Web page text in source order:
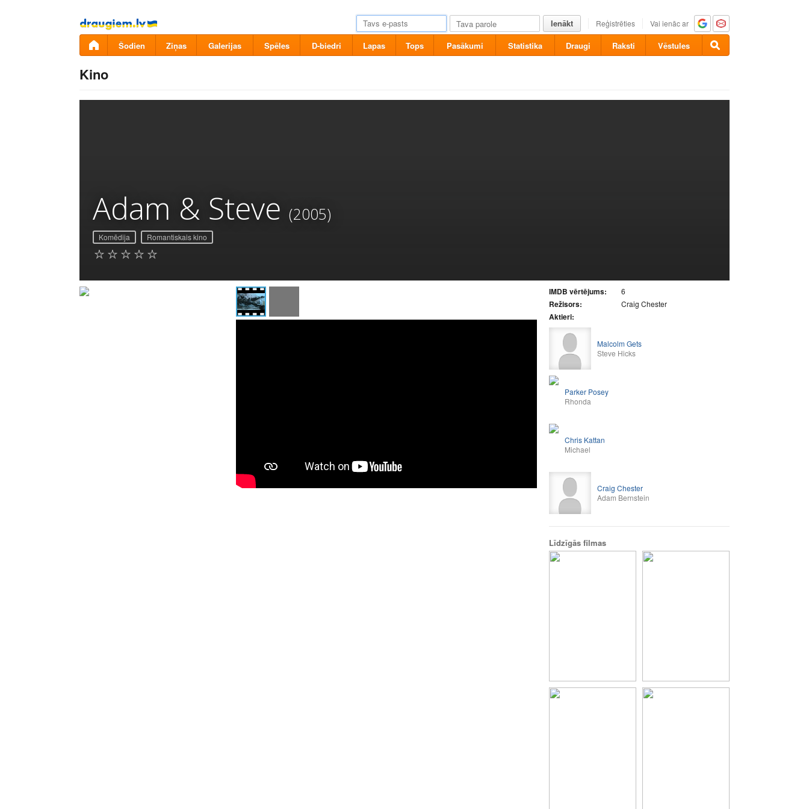
Pāriet
uz
saturu
Ienākt Reģistrēties Vai ienāc ar
Šodien Ziņas Galerijas Spēles D-biedri Lapas Tops Pasākumi Statistika Draugi Raksti Vēstules
Kino
Adam & Steve (2005)
Komēdija Romantiskais kino
IMDB vērtējums: 6
Režisors: Craig Chester
Aktieri:
Malcolm Gets
Steve Hicks
Parker Posey
Rhonda
Chris Kattan
Michael
Craig Chester
Adam Bernstein
Līdzīgās filmas